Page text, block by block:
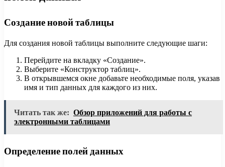
Создание новой таблицы
Для создания новой таблицы выполните следующие шаги:
Перейдите на вкладку «Создание».
Выберите «Конструктор таблиц».
В открывшемся окне добавьте необходимые поля, указав
имя и тип данных для каждого из них.
Читать так же: Обзор приложений для работы с
электронными таблицами
Определение полей данных